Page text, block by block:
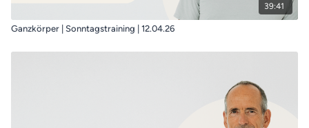
39:41
Ganzkörper | Sonntagstraining | 12.04.26